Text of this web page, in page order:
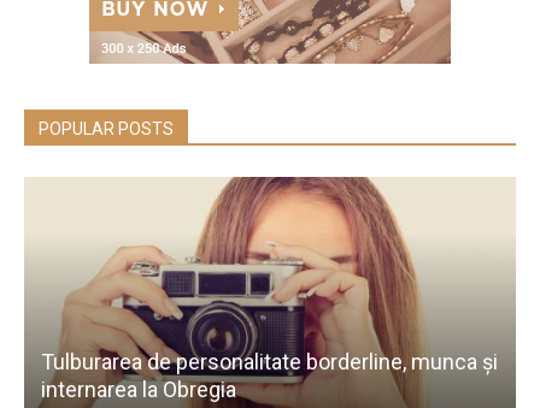
POPULAR POSTS
Tulburarea de personalitate borderline, munca și
internarea la Obregia